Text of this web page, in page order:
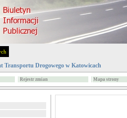
Transportu Drogowego w Katowicach
Rejestr zmian Mapa strony